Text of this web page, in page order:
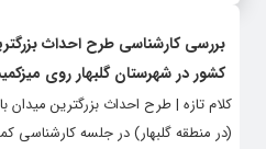
بررسی کارشناسی طرح احداث
کشور در شهرستان گلبهار روی
کلام تازه | طرح احداث بزرگترین میدان
(در منطقه گلبهار) در جلسه کارشناسی